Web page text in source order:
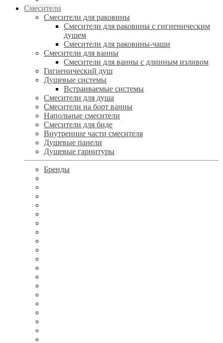
Смесители
Смесители для раковины
Смесители для раковины с гигиеническим
душем
Смесители для раковины-чаши
Смесители для ванны
Смесители для ванны с длинным изливом
Гигиенический душ
Душевые системы
Встраиваемые системы
Смесители для душа
Смесители на борт ванны
Напольные смесители
Смесители для биде
Внутренние части смесителя
Душевые панели
Душевые гарнитуры
Бренды